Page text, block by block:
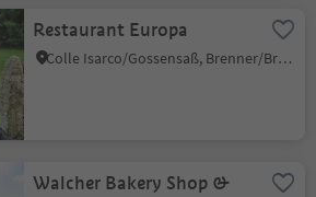
Restaurant Europa
Colle Isarco/Gossensaß, Brenner/Brennero, Sterzing/Vipiteno and environs
Walcher Bakery Shop &